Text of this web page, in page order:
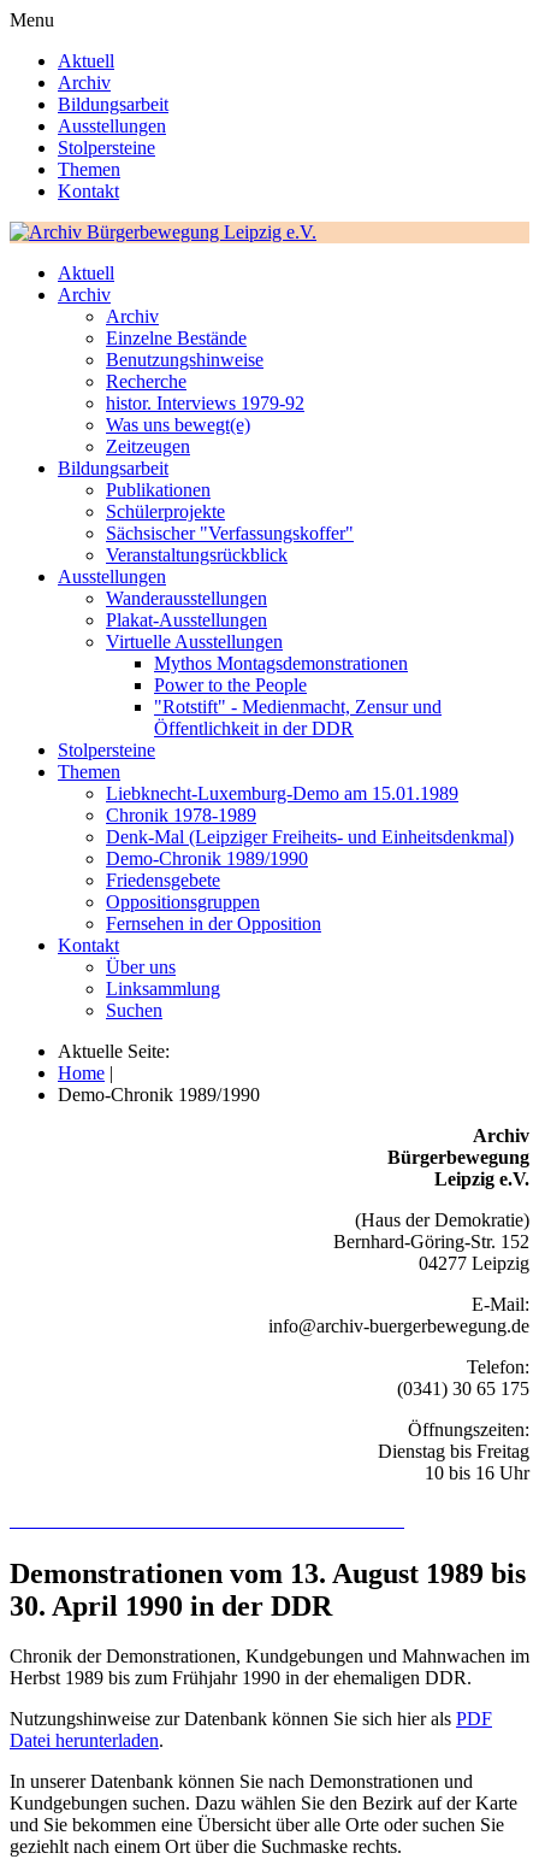
Menu
Aktuell
Archiv
Bildungsarbeit
Ausstellungen
Stolpersteine
Themen
Kontakt
Aktuell
Archiv
Archiv
Einzelne Bestände
Benutzungshinweise
Recherche
histor. Interviews 1979-92
Was uns bewegt(e)
Zeitzeugen
Bildungsarbeit
Publikationen
Schülerprojekte
Sächsischer "Verfassungskoffer"
Veranstaltungsrückblick
Ausstellungen
Wanderausstellungen
Plakat-Ausstellungen
Virtuelle Ausstellungen
Mythos Montagsdemonstrationen
Power to the People
"Rotstift" - Medienmacht, Zensur und
Öffentlichkeit in der DDR
Stolpersteine
Themen
Liebknecht-Luxemburg-Demo am 15.01.1989
Chronik 1978-1989
Denk-Mal (Leipziger Freiheits- und Einheitsdenkmal)
Demo-Chronik 1989/1990
Friedensgebete
Oppositionsgruppen
Fernsehen in der Opposition
Kontakt
Über uns
Linksammlung
Suchen
Aktuelle Seite:
Home |
Demo-Chronik 1989/1990
Archiv
Bürgerbewegung
Leipzig e.V.
(Haus der Demokratie)
Bernhard-Göring-Str. 152
04277 Leipzig
E-Mail:
info@archiv-buergerbewegung.de
Telefon:
(0341) 30 65 175
Öffnungszeiten:
Dienstag bis Freitag
10 bis 16 Uhr
Demonstrationen vom 13. August 1989 bis
30. April 1990 in der DDR
Chronik der Demonstrationen, Kundgebungen und Mahnwachen im
Herbst 1989 bis zum Frühjahr 1990 in der ehemaligen DDR.
Nutzungshinweise zur Datenbank können Sie sich hier als PDF
Datei herunterladen.
In unserer Datenbank können Sie nach Demonstrationen und
Kundgebungen suchen. Dazu wählen Sie den Bezirk auf der Karte
und Sie bekommen eine Übersicht über alle Orte oder suchen Sie
geziehlt nach einem Ort über die Suchmaske rechts.